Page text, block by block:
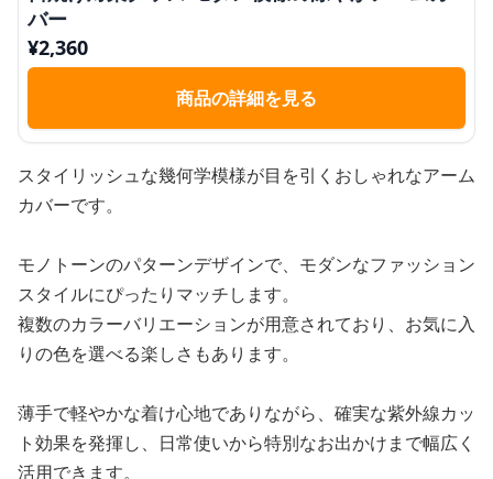
バー
¥2,360
商品の詳細を見る
スタイリッシュな幾何学模様が目を引くおしゃれなアーム
カバーです。
モノトーンのパターンデザインで、モダンなファッション
スタイルにぴったりマッチします。
複数のカラーバリエーションが用意されており、お気に入
りの色を選べる楽しさもあります。
薄手で軽やかな着け心地でありながら、確実な紫外線カッ
ト効果を発揮し、日常使いから特別なお出かけまで幅広く
活用できます。